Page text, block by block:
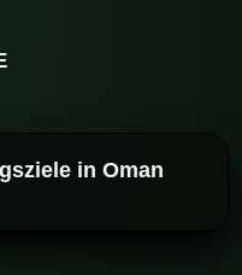
in Oman